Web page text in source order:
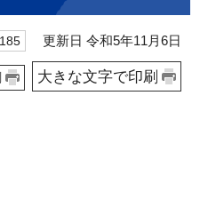
更新日 令和5年11月6日
大きな文字で印刷